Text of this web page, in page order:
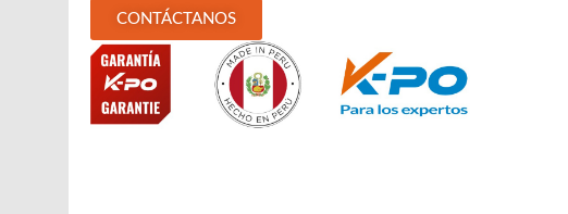
CONTÁCTANOS